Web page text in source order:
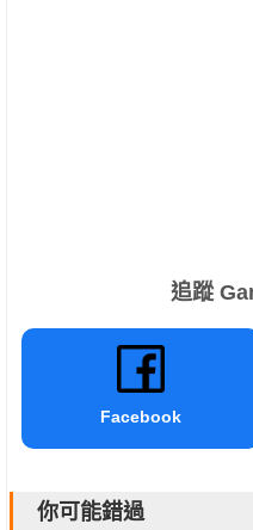
追蹤
Facebook
你可能錯過